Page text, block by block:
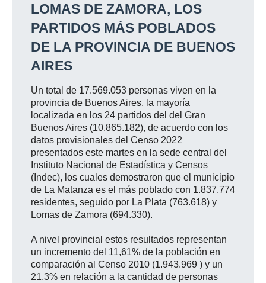
LOMAS DE ZAMORA, LOS
PARTIDOS MÁS POBLADOS
DE LA PROVINCIA DE BUENOS
AIRES
Un total de 17.569.053 personas viven en la
provincia de Buenos Aires, la mayoría
localizada en los 24 partidos del del Gran
Buenos Aires (10.865.182), de acuerdo con los
datos provisionales del Censo 2022
presentados este martes en la sede central del
Instituto Nacional de Estadística y Censos
(Indec), los cuales demostraron que el municipio
de La Matanza es el más poblado con 1.837.774
residentes, seguido por La Plata (763.618) y
Lomas de Zamora (694.330).
A nivel provincial estos resultados representan
un incremento del 11,61% de la población en
comparación al Censo 2010 (1.943.969 ) y un
21,3% en relación a la cantidad de personas